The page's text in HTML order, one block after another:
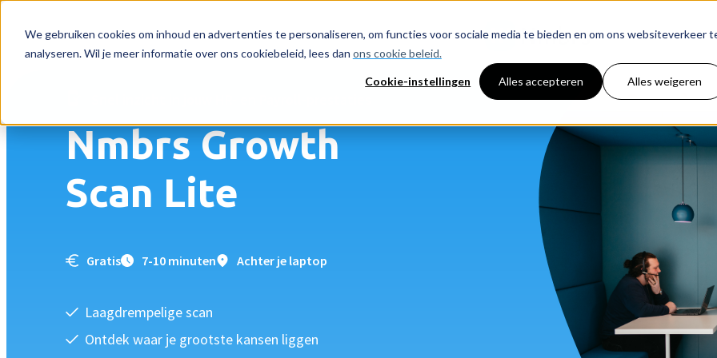
We gebruiken cookies om inhoud en advertenties te personaliseren, om functies voor sociale media te bieden en om ons websiteverkeer
analyseren. Wil je meer informatie over ons cookiebeleid, lees dan ons cookie beleid.
Cookie-instellingen Alles accepteren Alles weigeren
Back
Nmbrs Growth
Scan Lite
Gratis 7-10 minuten Achter je laptop
Laagdrempelige scan
Ontdek waar je grootste kansen liggen
Nmbrs Growth Scan Lite Start de Growth Scan